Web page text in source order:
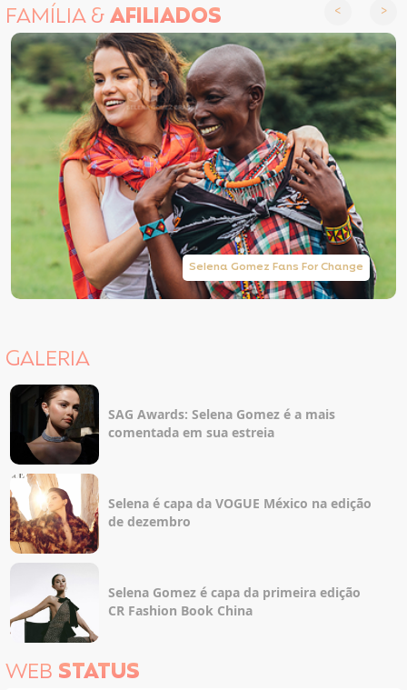
FAMÍLIA &AFILIADOS
Selena Gomez Fans For Change
GALERIA
SAG Awards: Selena Gomez é a mais
comentada em sua estreia
Selena é capa da VOGUE México na edição
de dezembro
Selena Gomez é capa da primeira edição
CR Fashion Book China
WEB STATUS